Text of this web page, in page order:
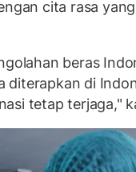
cita rasa
beras
diterapkan di
tetap terjaga,"